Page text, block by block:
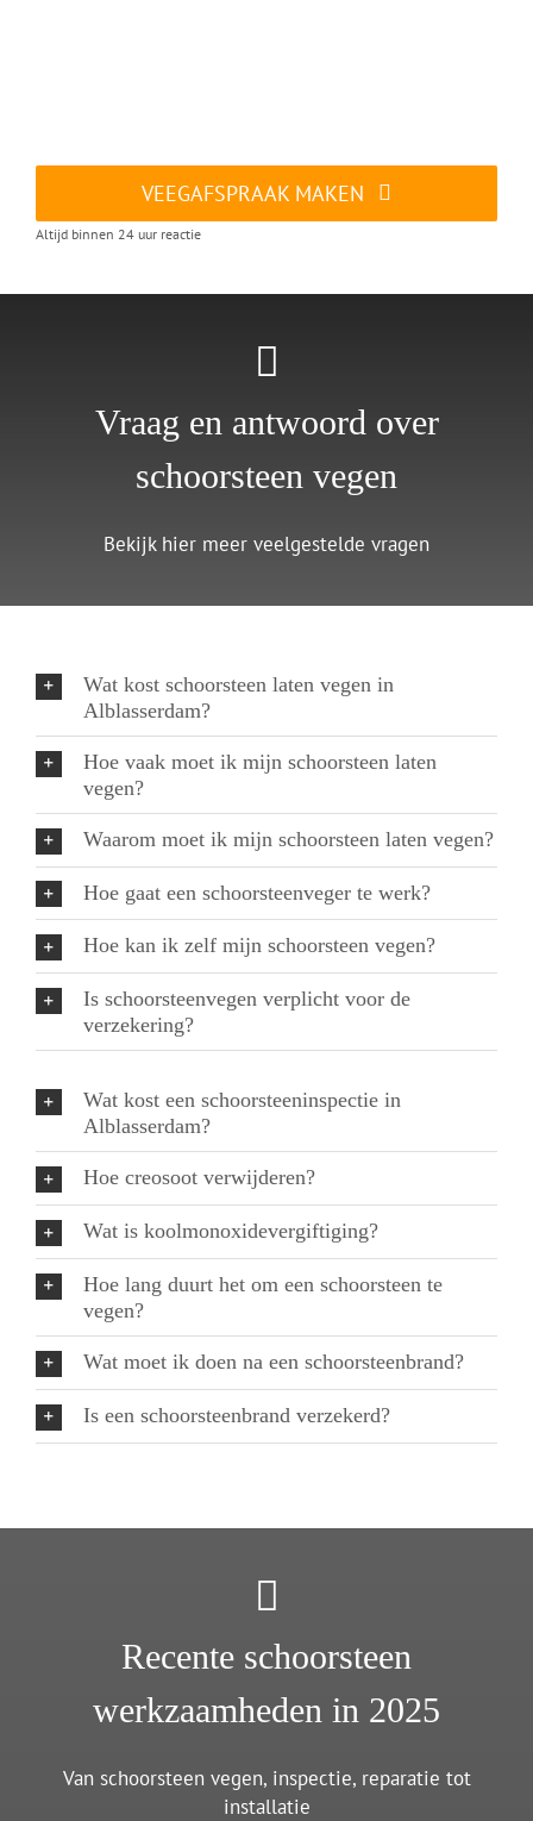
VEEGAFSPRAAK MAKEN
Altijd binnen 24 uur reactie
Vraag en antwoord over
schoorsteen vegen
Bekijk hier meer veelgestelde vragen
Wat kost schoorsteen laten vegen in
Alblasserdam?
Hoe vaak moet ik mijn schoorsteen laten
vegen?
Waarom moet ik mijn schoorsteen laten vegen?
Hoe gaat een schoorsteenveger te werk?
Hoe kan ik zelf mijn schoorsteen vegen?
Is schoorsteenvegen verplicht voor de
verzekering?
Wat kost een schoorsteeninspectie in
Alblasserdam?
Hoe creosoot verwijderen?
Wat is koolmonoxidevergiftiging?
Hoe lang duurt het om een schoorsteen te
vegen?
Wat moet ik doen na een schoorsteenbrand?
Is een schoorsteenbrand verzekerd?
Recente schoorsteen
werkzaamheden in 2025
Van schoorsteen vegen, inspectie, reparatie tot
installatie